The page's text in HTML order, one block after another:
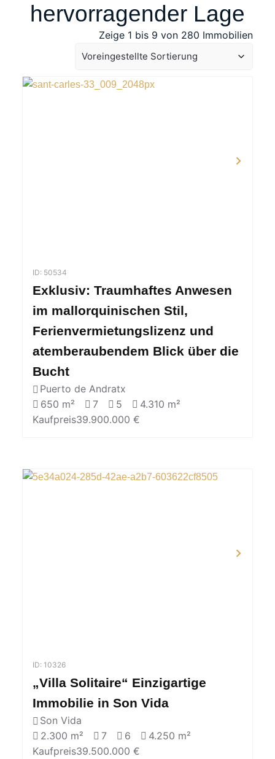
hervorragender Lage
Zeige 1 bis 9 von 280 Immobilien
ID: 50534
Exklusiv: Traumhaftes Anwesen
im mallorquinischen Stil,
Ferienvermietungslizenz und
atemberaubendem Blick über die
Bucht
Puerto de Andratx
650 m²
7 5
4.310 m²
Kaufpreis39.900.000 €
ID: 10326
„Villa Solitaire“ Einzigartige
Immobilie in Son Vida
Son Vida
2.300 m²
7 6
4.250 m²
Kaufpreis39.500.000 €